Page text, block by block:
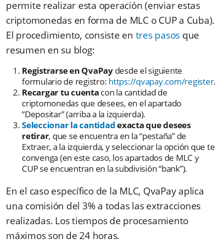
permite realizar esta operación (enviar estas
criptomonedas en forma de MLC o CUP a Cuba).
El procedimiento, consiste en tres pasos que
resumen en su blog:
Registrarse en QvaPaydesde el siguiente
formulario de registro: https://qvapay.com/register.
Recargar tu cuenta con la cantidad de
criptomonedas que desees, en el apartado
“Depositar” (arriba a la izquierda).
Seleccionar la cantidadexacta que desees
retirar, que se encuentra en la “pestaña” de
Extraer, a la izquierda, y seleccionar la opción que te
convenga (en este caso, los apartados de MLC y
CUP se encuentran en la subdivisión “bank”).
En el caso específico de la MLC, QvaPay aplica
una comisión del 3% a todas las extracciones
realizadas. Los tiempos de procesamiento
máximos son de 24 horas.